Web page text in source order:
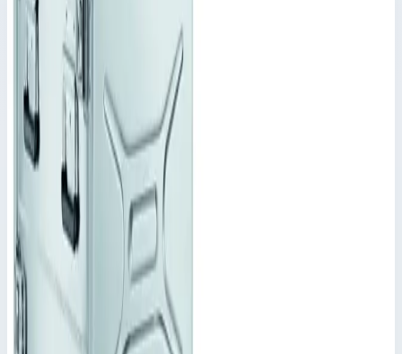
Корпус Mitraset Racklite Basic 19" Zarges 4 HE/U
586х568х270,5 мм 45954
Zarges
Корпус Mitraset 19"
Производитель: Zarges; Артикул: 45954; Наружный размер:
586 x 568 x 270,5 мм; Вес: 9,80 кг
Основные параметры
Масса
9,80 кг
Производитель
Zarges
Артикул
45954
Наружный размер
586х568х270,5 мм
Стоимость
Цена по запросу